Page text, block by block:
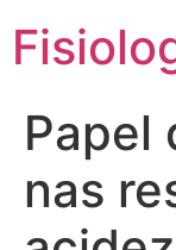
Papel
nas